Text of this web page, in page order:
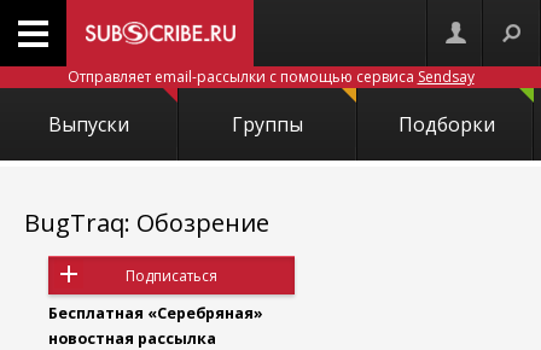
Отправляет email-рассылки с помощью сервиса Sendsay
Выпуски Группы Подборки
BugTraq: Обозрение
Подписаться
Бесплатная «Серебряная»
новостная рассылка